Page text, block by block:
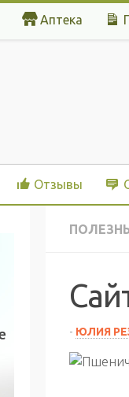
Аптека
Отзывы
- ЮЛИЯ